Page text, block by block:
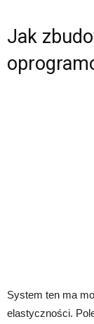
Jak
System ten ma
elastyczności.